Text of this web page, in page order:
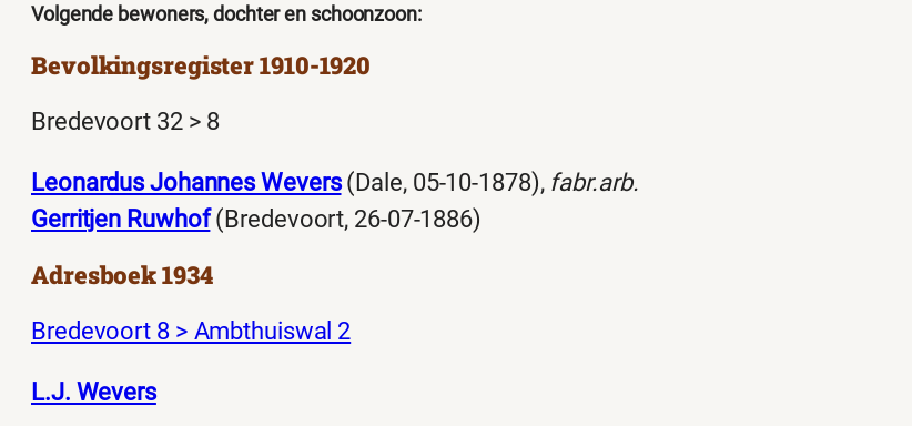
Volgende bewoners, dochter en schoonzoon:
Bevolkingsregister 1910-1920
Bredevoort 32 > 8
Leonardus Johannes Wevers(Dale, 05-10-1878), fabr.arb.
Gerritjen Ruwhof(Bredevoort, 26-07-1886)
Adresboek 1934
Bredevoort 8 > Ambthuiswal 2
L.J. Wevers